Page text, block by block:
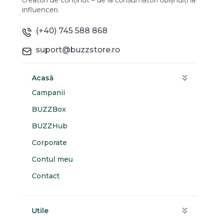
influenceri.
(+40) 745 588 868
suport@buzzstore.ro
Acasă
Campanii
BUZZBox
BUZZHub
Corporate
Contul meu
Contact
Utile